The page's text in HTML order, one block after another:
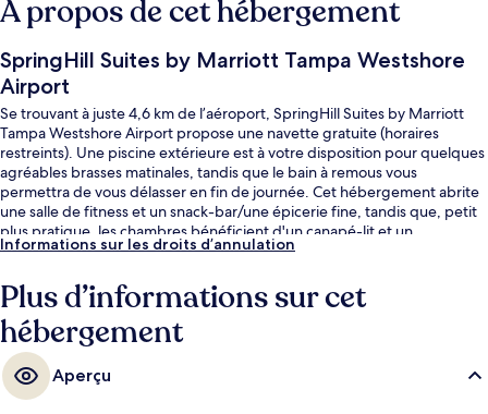
À propos de cet hébergement
SpringHill Suites by Marriott Tampa Westshore
Airport
Se trouvant à juste 4,6 km de l’aéroport, SpringHill Suites by Marriott
Tampa Westshore Airport propose une navette gratuite (horaires
restreints). Une piscine extérieure est à votre disposition pour quelques
agréables brasses matinales, tandis que le bain à remous vous
permettra de vous délasser en fin de journée. Cet hébergement abrite
une salle de fitness et un snack-bar/une épicerie fine, tandis que, petit
plus pratique, les chambres bénéficient d'un canapé-lit et un
réfrigérateur. Les autres voyageurs ne disent que du bien en ce qui
Informations sur les droits d’annulation
Plus d’informations sur cet
hébergement
Aperçu